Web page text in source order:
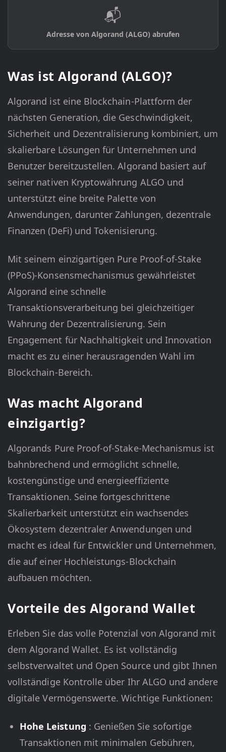
📬
Adresse von Algorand (ALGO) abrufen
Was ist Algorand (ALGO)?
Algorand ist eine Blockchain-Plattform der
nächsten Generation, die Geschwindigkeit,
Sicherheit und Dezentralisierung kombiniert, um
skalierbare Lösungen für Unternehmen und
Benutzer bereitzustellen. Algorand basiert auf
seiner nativen Kryptowährung ALGO und
unterstützt eine breite Palette von
Anwendungen, darunter Zahlungen, dezentrale
Finanzen (DeFi) und Tokenisierung.
Mit seinem einzigartigen Pure Proof-of-Stake
(PPoS)-Konsensmechanismus gewährleistet
Algorand eine schnelle
Transaktionsverarbeitung bei gleichzeitiger
Wahrung der Dezentralisierung. Sein
Engagement für Nachhaltigkeit und Innovation
macht es zu einer herausragenden Wahl im
Blockchain-Bereich.
Was macht Algorand
einzigartig?
Algorands Pure Proof-of-Stake-Mechanismus ist
bahnbrechend und ermöglicht schnelle,
kostengünstige und energieeffiziente
Transaktionen. Seine fortgeschrittene
Skalierbarkeit unterstützt ein wachsendes
Ökosystem dezentraler Anwendungen und
macht es ideal für Entwickler und Unternehmen,
die auf einer Hochleistungs-Blockchain
aufbauen möchten.
Vorteile des Algorand Wallet
Erleben Sie das volle Potenzial von Algorand mit
dem Algorand Wallet. Es ist vollständig
selbstverwaltet und Open Source und gibt Ihnen
vollständige Kontrolle über Ihr ALGO und andere
digitale Vermögenswerte. Wichtige Funktionen:
Hohe Leistung : Genießen Sie sofortige
Transaktionen mit minimalen Gebühren,